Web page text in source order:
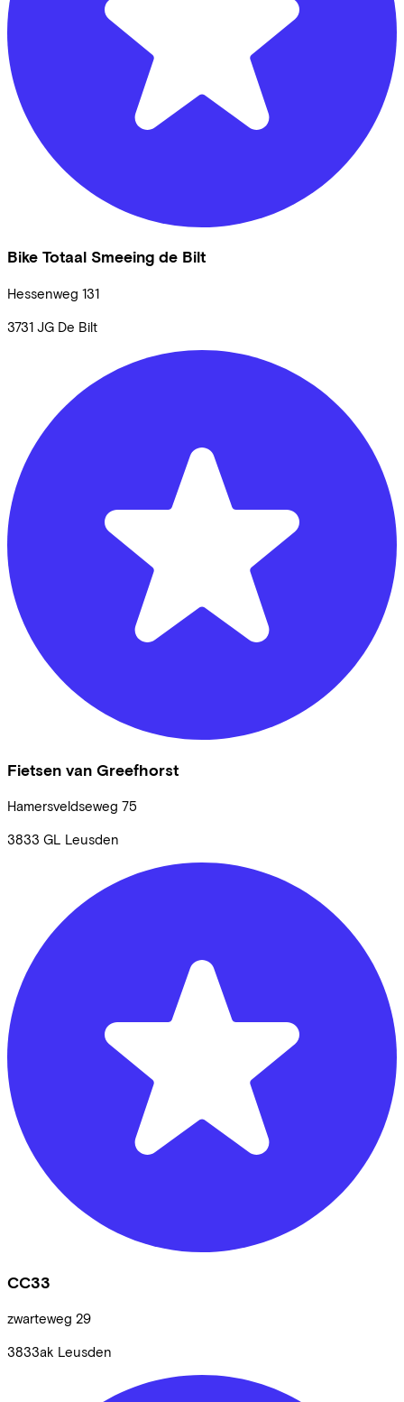
Bike Totaal Smeeing de Bilt
Hessenweg 131
3731 JG De Bilt
Fietsen van Greefhorst
Hamersveldseweg 75
3833 GL Leusden
CC33
zwarteweg 29
3833ak Leusden